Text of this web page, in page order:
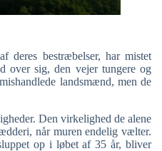
deres bestræbelser, har mistet
over sig, den vejer tungere og
landsmænd, men de
Den virkelighed de alene
når muren endelig vælter.
op i løbet af 35 år, bliver